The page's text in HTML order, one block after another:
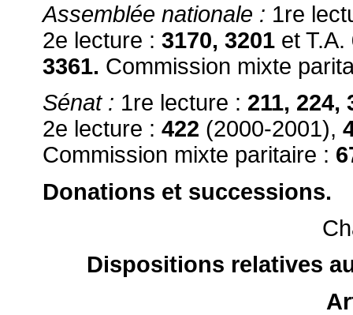
Assemblée nationale : 1re
2e lecture : 3170, 3201 et T.A.
3361. Commission mixte
Sénat : 1re lecture : 211, 224,
2e lecture : 422 (2000-2001),
Commission mixte paritaire :
Donations et successions.
Dispositions relatives